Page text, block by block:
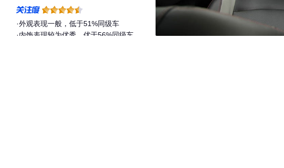
·外观表现一般，低于51%同级车
·内饰表现较为优秀，优于56%同级车